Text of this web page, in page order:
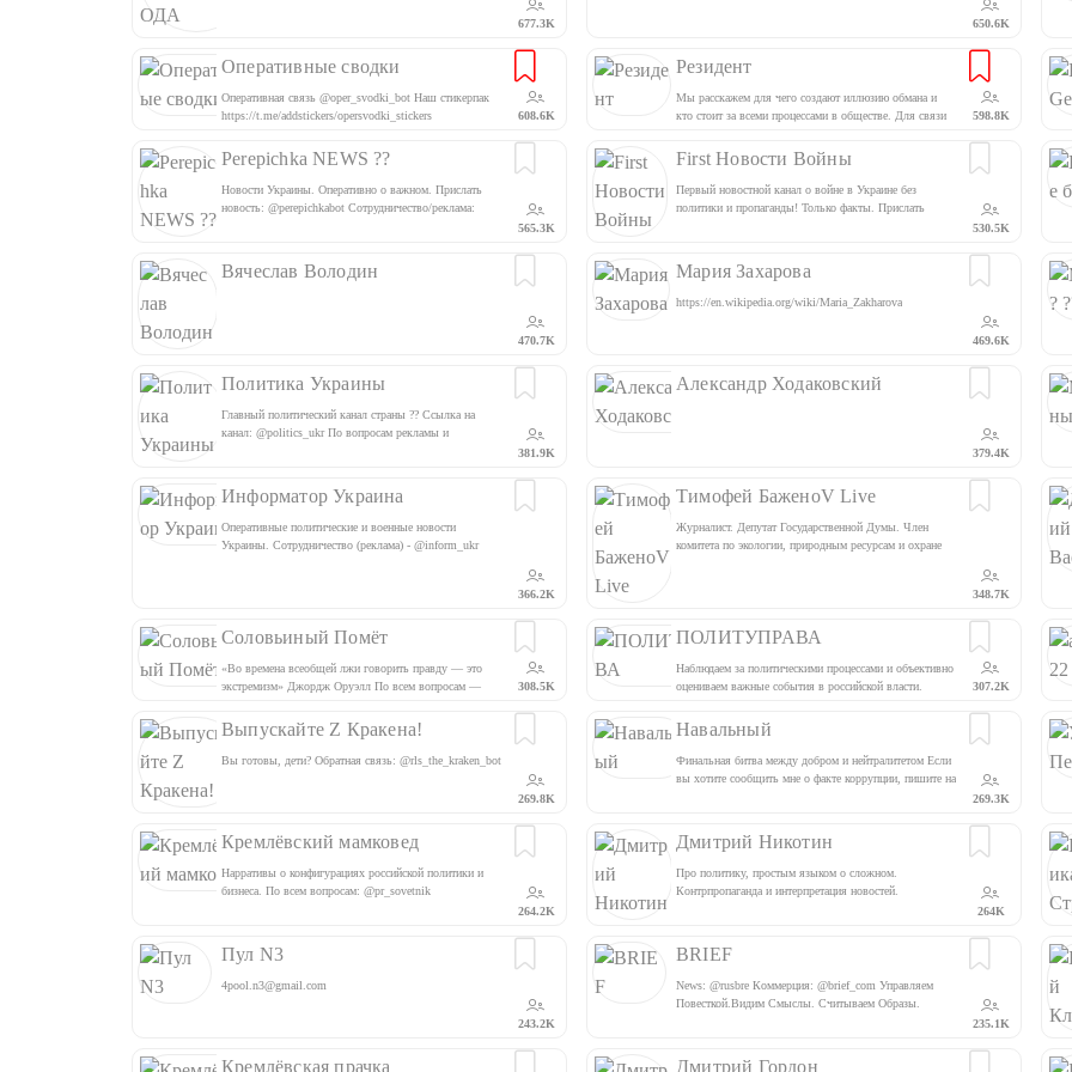
677.3K
650.6K
Оперативные сводки
Оперативная связь @oper_svodki_bot Наш стикерпак
https://t.me/addstickers/opersvodki_stickers
608.6K
Резидент
Мы расскажем для чего создают иллюзию обмана и
кто стоит за всеми процессами в обществе. Для связи
598.8K
Perepichka NEWS ??
Новости Украины. Оперативно о важном. Прислать
новость: @perepichkabot Cотрудничество/реклама:
565.3K
First Новости Войны
Первый новостной канал о войне в Украине без
политики и пропаганды! Только факты. Прислать
530.5K
Вячеслав Володин
470.7K
Мария Захарова
https://en.wikipedia.org/wiki/Maria_Zakharova
469.6K
Политика Украины
Главный политический канал страны ?? Ссылка на
канал: @politics_ukr По вопросам рекламы и
381.9K
Александр Ходаковский
379.4K
Информатор Украина
Оперативные политические и военные новости
Украины. Сотрудничество (реклама) - @inform_ukr
366.2K
Тимофей БаженоV Live
Журналист. Депутат Государственной Думы. Член
комитета по экологии, природным ресурсам и охране
348.7K
Соловьиный Помёт
«Во времена всеобщей лжи говорить правду — это
экстремизм» Джордж Оруэлл По всем вопросам —
Помощники — @maximandreich @riddle_admin
308.5K
ПОЛИТУПРАВА
Наблюдаем за политическими процессами и объективно
оцениваем важные события в российской власти.
погонах, олигархов, банкиров, ну и, выносим
веринсайд из центрального входа АП @pucontact
307.2K
Выпускайте Z Кракена!
Вы готовы, дети? Обратная связь: @rls_the_kraken_bot
269.8K
Навальный
Финальная битва между добром и нейтралитетом Если
вы хотите сообщить мне о факте коррупции, пишите на
269.3K
Кремлёвский мамковед
Нарративы о конфигурациях российской политики и
бизнеса. По всем вопросам: @pr_sovetnik
264.2K
Дмитрий Никотин
Про политику, простым языком о сложном.
Контрпропаганда и интерпретация новостей.
реклам: @dnikotin
264K
Пул N3
4pool.n3@gmail.com
243.2K
BRIEF
News: @rusbre Коммерция: @brief_com Управляем
Повесткой.Видим Смыслы. Считываем Образы.
235.1K
Кремлёвская прачка Дмитрий Гордон